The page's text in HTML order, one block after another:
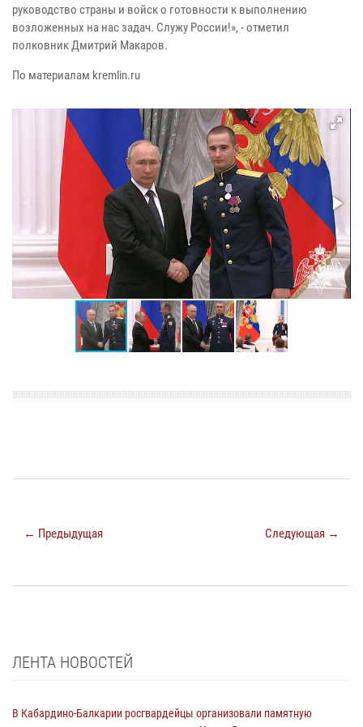
руководство страны и войск о готовности к выполнению
возложенных на нас задач. Служу России!», - отметил
полковник Дмитрий Макаров.
По материалам kremlin.ru
← Предыдущая Следующая →
ЛЕНТА НОВОСТЕЙ
В Кабардино-Балкарии росгвардейцы организовали памятную